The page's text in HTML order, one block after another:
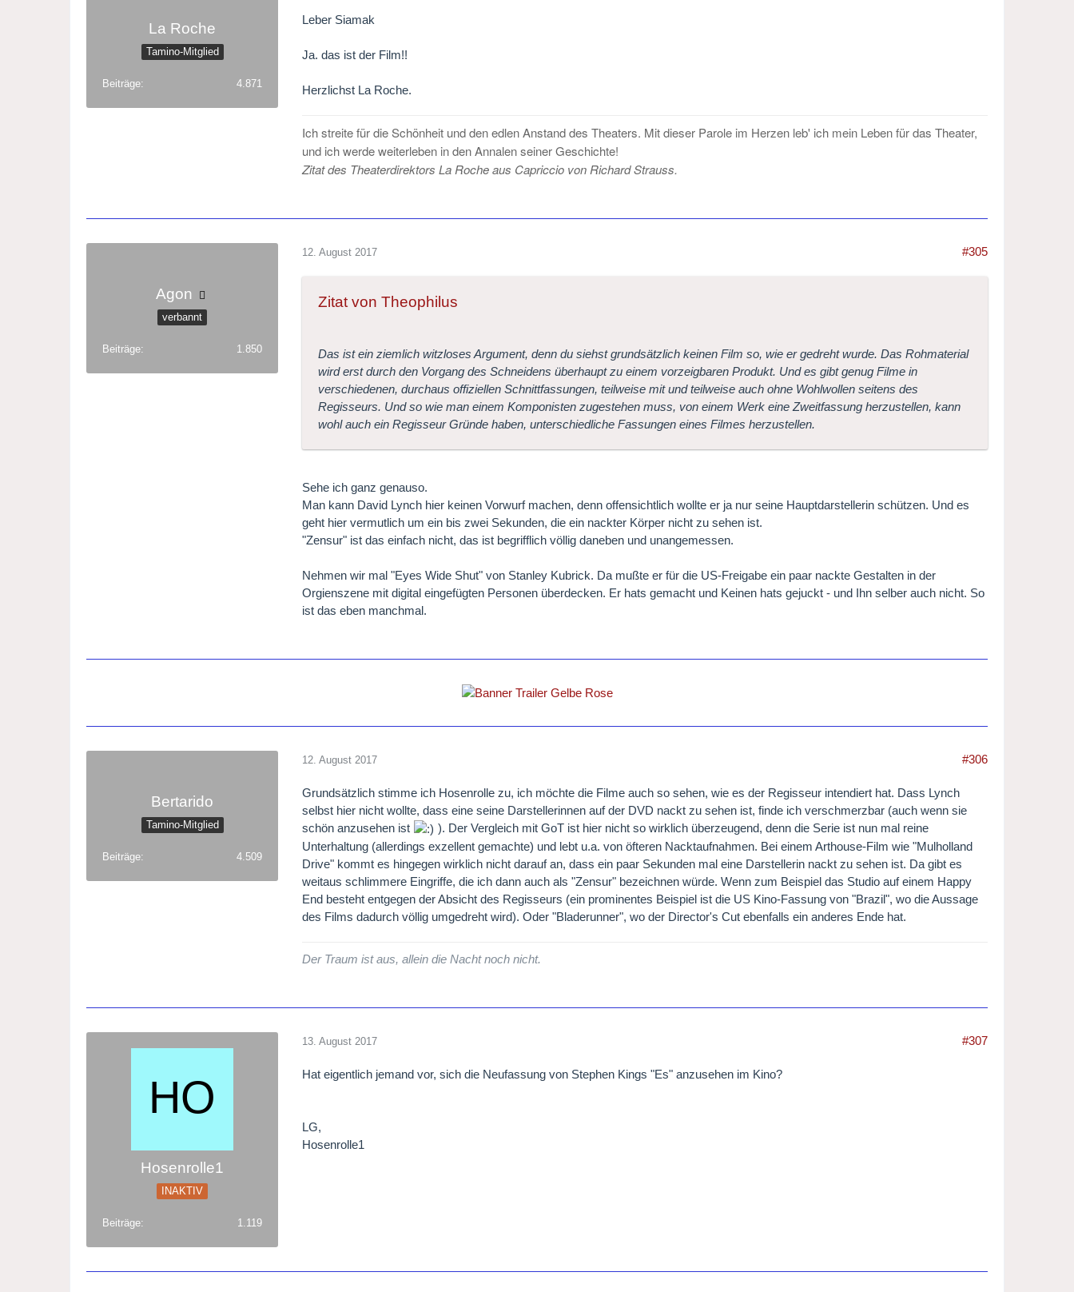
La Roche
Tamino-Mitglied
Beiträge 4.871
Leber Siamak
Ja. das ist der Film!!
Herzlichst La Roche.
Ich streite für die Schönheit und den edlen Anstand des Theaters. Mit dieser Parole im Herzen leb' ich mein Leben für das Theater,
und ich werde weiterleben in den Annalen seiner Geschichte!
Zitat des Theaterdirektors La Roche aus Capriccio von Richard Strauss.
Agon
verbannt
Beiträge 1.850
12. August 2017 #305
Zitat von Theophilus
Das ist ein ziemlich witzloses Argument, denn du siehst grundsätzlich keinen Film so, wie er gedreht wurde. Das Rohmaterial
wird erst durch den Vorgang des Schneidens überhaupt zu einem vorzeigbaren Produkt. Und es gibt genug Filme in
verschiedenen, durchaus offiziellen Schnittfassungen, teilweise mit und teilweise auch ohne Wohlwollen seitens des
Regisseurs. Und so wie man einem Komponisten zugestehen muss, von einem Werk eine Zweitfassung herzustellen, kann
wohl auch ein Regisseur Gründe haben, unterschiedliche Fassungen eines Filmes herzustellen.
Sehe ich ganz genauso.
Man kann David Lynch hier keinen Vorwurf machen, denn offensichtlich wollte er ja nur seine Hauptdarstellerin schützen. Und es
geht hier vermutlich um ein bis zwei Sekunden, die ein nackter Körper nicht zu sehen ist.
"Zensur" ist das einfach nicht, das ist begrifflich völlig daneben und unangemessen.
Nehmen wir mal "Eyes Wide Shut" von Stanley Kubrick. Da mußte er für die US-Freigabe ein paar nackte Gestalten in der
Orgienszene mit digital eingefügten Personen überdecken. Er hats gemacht und Keinen hats gejuckt - und Ihn selber auch nicht. So
ist das eben manchmal.
Bertarido
Tamino-Mitglied
Beiträge 4.509
12. August 2017 #306
Grundsätzlich stimme ich Hosenrolle zu, ich möchte die Filme auch so sehen, wie es der Regisseur intendiert hat. Dass Lynch
selbst hier nicht wollte, dass eine seine Darstellerinnen auf der DVD nackt zu sehen ist, finde ich verschmerzbar (auch wenn sie
schön anzusehen ist
). Der Vergleich mit GoT ist hier nicht so wirklich überzeugend, denn die Serie ist nun mal reine
Unterhaltung (allerdings exzellent gemachte) und lebt u.a. von öfteren Nacktaufnahmen. Bei einem Arthouse-Film wie "Mulholland
Drive" kommt es hingegen wirklich nicht darauf an, dass ein paar Sekunden mal eine Darstellerin nackt zu sehen ist. Da gibt es
weitaus schlimmere Eingriffe, die ich dann auch als "Zensur" bezeichnen würde. Wenn zum Beispiel das Studio auf einem Happy
End besteht entgegen der Absicht des Regisseurs (ein prominentes Beispiel ist die US Kino-Fassung von "Brazil", wo die Aussage
des Films dadurch völlig umgedreht wird). Oder "Bladerunner", wo der Director's Cut ebenfalls ein anderes Ende hat.
Der Traum ist aus, allein die Nacht noch nicht.
Hosenrolle1
INAKTIV
Beiträge 1.119
13. August 2017 #307
Hat eigentlich jemand vor, sich die Neufassung von Stephen Kings "Es" anzusehen im Kino?
LG,
Hosenrolle1